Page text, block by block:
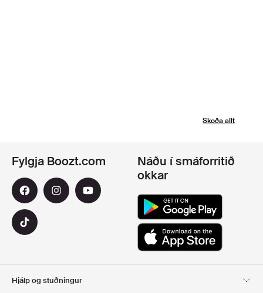
Skoða allt
Hjálp og stuðningur
Fylgja Boozt.com
Náðu í smáforritið
okkar